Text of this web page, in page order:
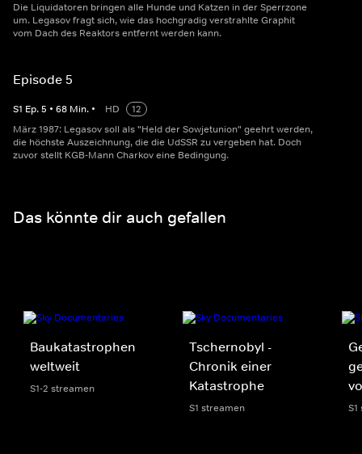
Die Liquidatoren bringen alle Hunde und Katzen in der Sperrzone
um. Legasov fragt sich, wie das hochgradig verstrahlte Graphit
vom Dach des Reaktors entfernt werden kann.
Episode 5
S1 Ep.5 • 68 Min. • HD
12
März 1987: Legasov soll als "Held der Sowjetunion" geehrt werden,
die höchste Auszeichnung, die die UdSSR zu vergeben hat. Doch
zuvor stellt KGB-Mann Charkov eine Bedingung.
Das könnte dir auch gefallen
Baukatastrophen
weltweit
S1-2 streamen
Tschernobyl -
Chronik einer
Katastrophe
S1 streamen